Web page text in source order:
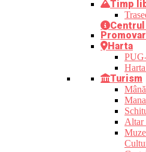
Timp
Harta
Turism
Altar